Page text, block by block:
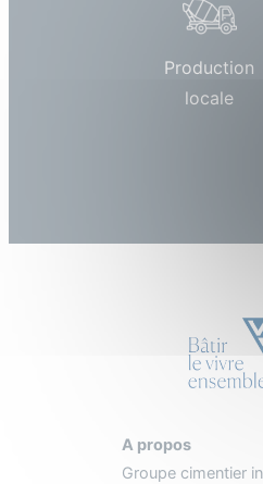
Production
locale
A propos
Groupe cimentier